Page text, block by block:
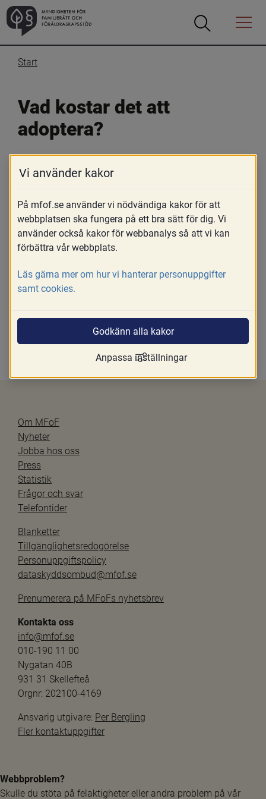
Öppna
Öppna
Menyn
Start
Vad kostar det att
adoptera?
Avgiften ser olika ut för olika länder. Se
adoptionsorganisationernas respektive webbplatser för
mer information. Det är också möjligt att under vissa
förutsättningar erhålla ett adoptionsbidrag för att täcka
mer om adoptionsbidrag på Försäkringskassans
webbplats.
Länk till annan webbplats.
Uppdaterad senast 2019-11-26
Om MFoF
Nyheter
Jobba hos oss
Press
Statistik
Frågor och svar
Telefontider
Blanketter
Tillgänglighetsredogörelse
Personuppgiftspolicy
dataskyddsombud@mfof.se
Prenumerera på MFoFs nyhetsbrev
Kontakta oss
info@mfof.se
010-190 11 00
Nygatan 40B
931 31 Skellefteå
Orgnr: 202100-4169
Ansvarig utgivare: Per Bergling
Fler kontaktuppgifter
Webbproblem?
Skulle du stöta på felaktigheter eller andra problem på vår
Vi använder kakor
På mfof.se använder vi nödvändiga kakor för att
webbplatsen ska fungera på ett bra sätt för dig. Vi
använder också kakor för webbanalys så att vi kan
förbättra vår webbplats.
Läs gärna mer om hur vi hanterar personuppgifter
samt cookies.
Godkänn alla kakor
Anpassa inställningar